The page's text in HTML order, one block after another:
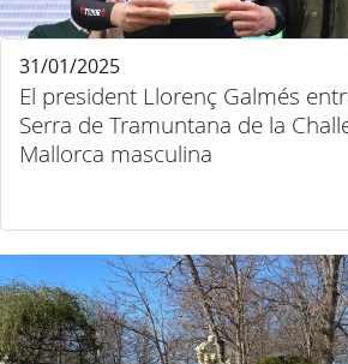
El president Llorenç Galmés
Serra de Tramuntana de la
Mallorca masculina
31/01/2025